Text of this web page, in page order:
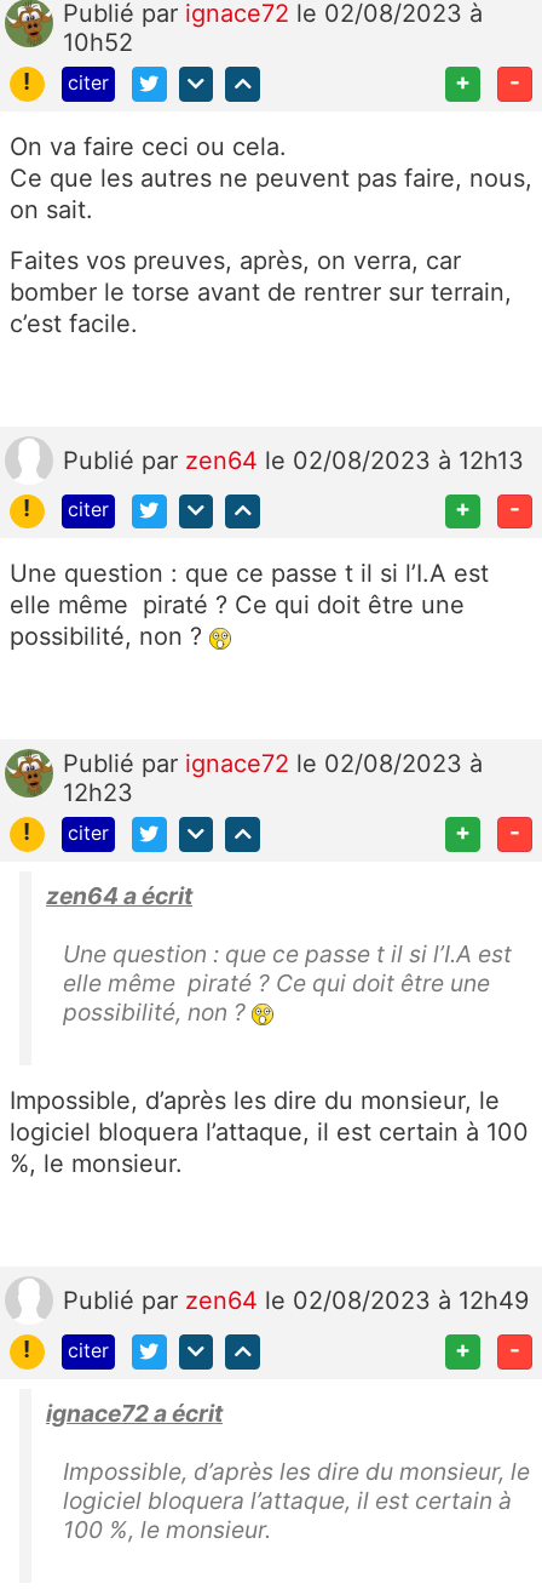
Publié par ignace72 le 02/08/2023 à
10h52
!
citer + -
On va faire ceci ou cela.
Ce que les autres ne peuvent pas faire, nous,
on sait.
Faites vos preuves, après, on verra, car
bomber le torse avant de rentrer sur terrain,
c’est facile.
Publié par zen64 le 02/08/2023 à 12h13
!
citer + -
Une question : que ce passe t il si l’I.A est
elle même piraté ? Ce qui doit être une
possibilité, non ?
Publié par ignace72 le 02/08/2023 à
12h23
!
citer + -
zen64 a écrit
Une question : que ce passe t il si l’I.A est
elle même piraté ? Ce qui doit être une
possibilité, non ?
Impossible, d’après les dire du monsieur, le
logiciel bloquera l’attaque, il est certain à 100
%, le monsieur.
Publié par zen64 le 02/08/2023 à 12h49
!
citer + -
ignace72 a écrit
Impossible, d’après les dire du monsieur, le
logiciel bloquera l’attaque, il est certain à
100 %, le monsieur.